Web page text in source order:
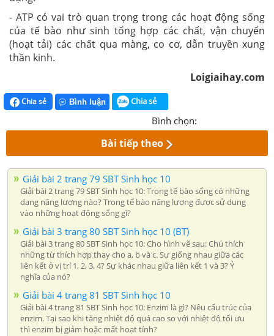
- ATP có vai trò quan trọng trong các hoạt động sống
của tế bào như sinh tổng hợp các chất, vận chuyển
(hoạt tải) các chất qua màng, co cơ, dẫn truyền xung
thần kinh.
Loigiaihay.com
Chia sẻ Bình luận Chia sẻ
Bình chọn:
Bài tiếp theo
Giải bài 2 trang 79 SBT Sinh học 10
Giải bài 2 trang 79 SBT Sinh học 10: Trong tế bào sống có những
dạng năng lượng nào? Trong tế bào năng lượng được sử dụng
vào những hoạt động sống gì?
Giải bài 3 trang 80 SBT Sinh học 10 (BT)
Giải bài 3 trang 80 SBT Sinh học 10: Cho hình vẽ sau: Chú thích
những từ thích hợp thay cho a, b và c. Sự giống nhau giữa các
liên kết ở vị trí 1, 2, 3, 4? Sự khác nhau giữa liên kết 1 và 3? Ý
nghĩa của nó?
Giải bài 4 trang 81 SBT Sinh học 10
Giải bài 4 trang 81 SBT Sinh học 10: Enzim là gì? Nêu cấu trúc của
enzim. Tại sao khi tăng nhiệt độ quá cao so với nhiệt độ tối ưu
thì enzim bị giảm hoặc mất hoạt tính?